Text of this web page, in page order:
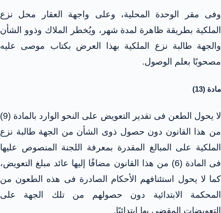
وفى مقر الوحدة المحلية، وعلى واجهة العقار محل نزع
الملكية بطريقة ظاهرة لمدة شهر، ويُخطر الملاك وذوو الشأن
والجهة طالبة نزع الملكية بهذا العرض بكتاب موصى عليه
مصحوبًا بعلم الوصول.
مادة (13)
لا يحول الطعن فى تقدير التعويض على النحو الوارد بالمادة (9)
من هذا القانون دون حصول ذوى الشأن من الجهة طالبة نزع
الملكية على المبالغ المقدرة بمعرفة اللجنة المنصوص عليها
فى المادة (6) من هذا القانون مضافًا إليها عائد مبلغ التعويض،
كما لا يحول استئنافهم الأحكام الصادرة فى هذه الطعون من
المحكمة الابتدائية دون حصولهم من تلك الجهة على
التعويضات المقضى بها ابتدائيًا.